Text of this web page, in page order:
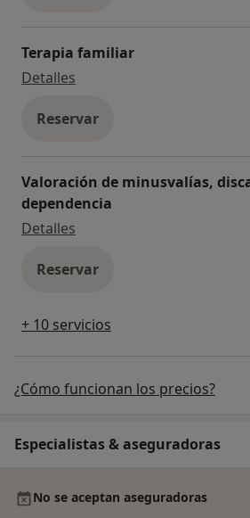
Terapia familiar
Detalles
Reservar
Valoración de minusvalías,
dependencia
Detalles
Reservar
+ 10 servicios
¿Cómo funcionan los precios?
Especialistas & aseguradoras
No se aceptan aseguradoras